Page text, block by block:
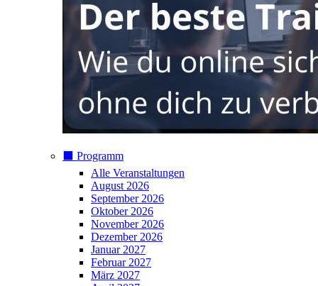
⬛️ Programm
Alle Veranstaltungen
August 2026
September 2026
Oktober 2026
November 2026
Dezember 2026
Januar 2027
Februar 2027
März 2027